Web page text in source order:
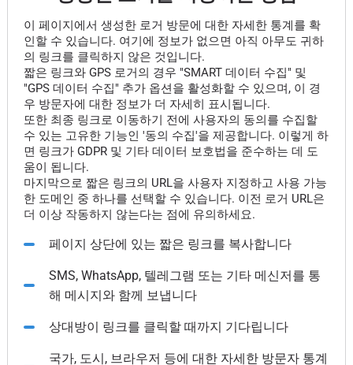
이 페이지에서 생성한 로거 방문에 대한 자세한 통계를 확
인할 수 있습니다. 여기에 정보가 없으면 아직 아무도 귀하
의 링크를 클릭하지 않은 것입니다.
짧은 링크와 GPS 로거의 경우 "SMART 데이터 수집" 및
"GPS 데이터 수집" 추가 옵션을 활성화할 수 있으며, 이 경
우 방문자에 대한 정보가 더 자세히 표시됩니다.
또한 최종 링크로 이동하기 전에 사용자의 동의를 수집할
수 있는 고유한 기능인 '동의 수집'을 제공합니다. 이렇게 하
면 링크가 GDPR 및 기타 데이터 보호법을 준수하는 데 도
움이 됩니다.
마지막으로 짧은 링크의 URL을 사용자 지정하고 사용 가능
한 도메인 중 하나를 선택할 수 있습니다. 이전 로거 URL은
더 이상 작동하지 않는다는 점에 유의하세요.
페이지 상단에 있는 짧은 링크를 복사합니다
SMS, WhatsApp, 텔레그램 또는 기타 메신저를 통
해 메시지와 함께 보냅니다
상대방이 링크를 클릭할 때까지 기다립니다
국가, 도시, 브라우저 등에 대한 자세한 방문자 통계